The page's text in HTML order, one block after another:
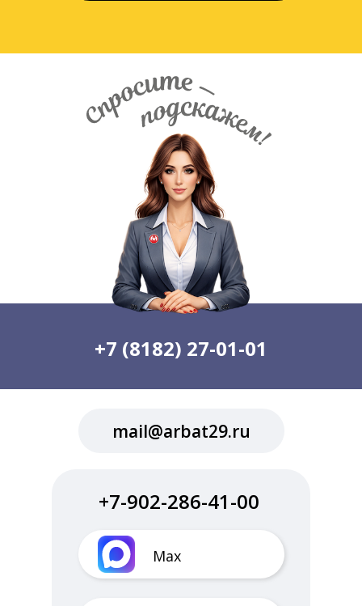
/// Новодвинск
mail@arbat29.ru
+7 (8182) 27-01-01
Max
+7-902-286-41-00